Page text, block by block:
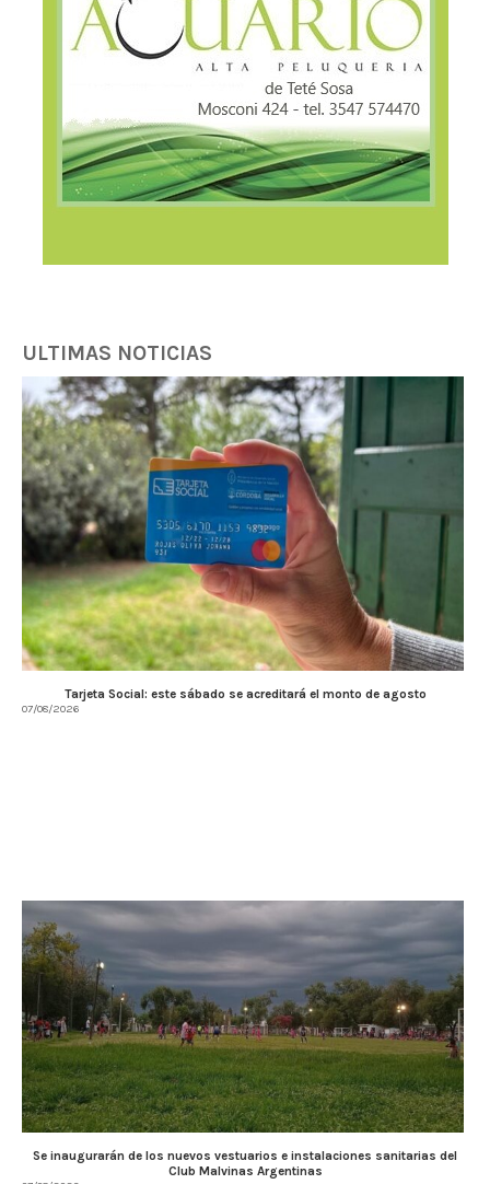
ULTIMAS NOTICIAS
Tarjeta Social: este sábado se acreditará el monto de agosto
07/08/2026
Se inaugurarán de los nuevos vestuarios e instalaciones sanitarias del
Club Malvinas Argentinas